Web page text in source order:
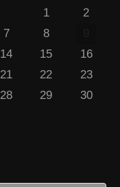
1
2
7 8
14 15
16
21 22
23
28 29
30